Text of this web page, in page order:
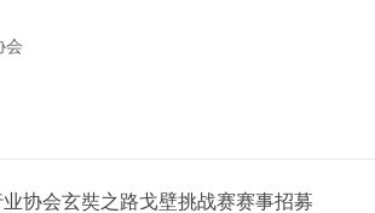
会
协会玄奘之路戈壁挑战赛赛事招募